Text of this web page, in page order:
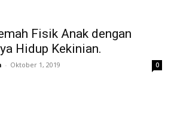
Fisik Anak dengan
Hidup Kekinian.
- Oktober 1, 2019 0